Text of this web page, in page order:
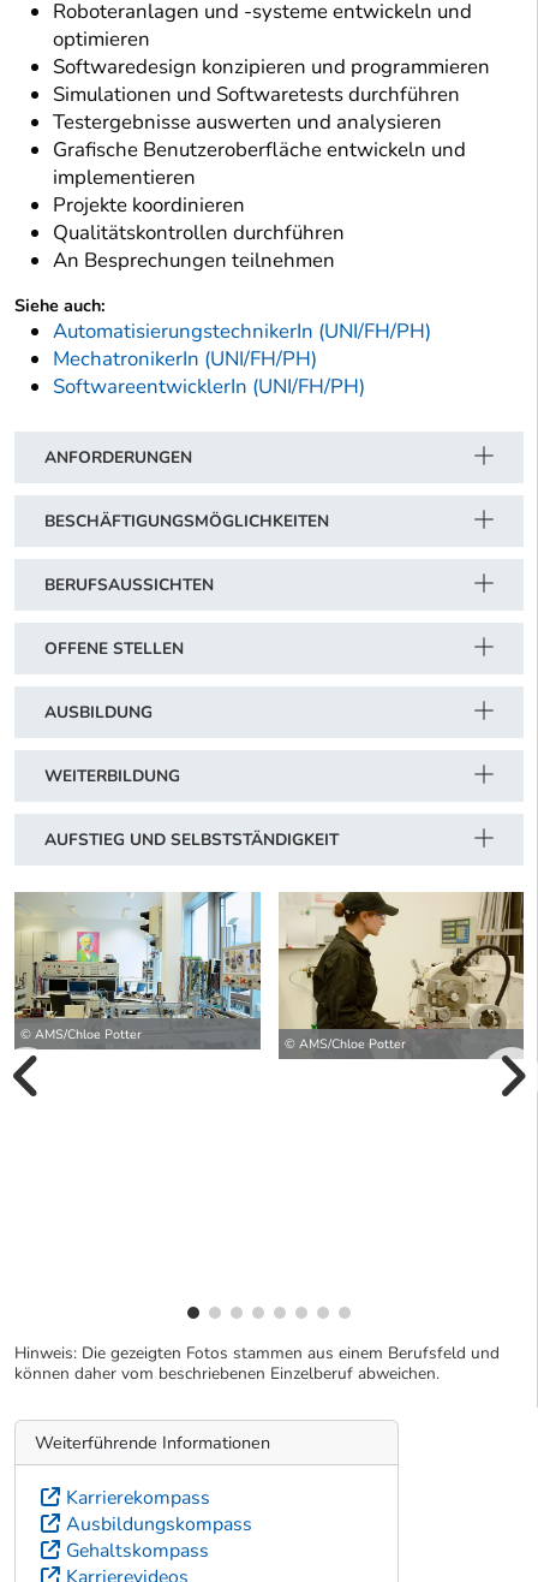
Roboteranlagen und -systeme entwickeln und
optimieren
Softwaredesign konzipieren und programmieren
Simulationen und Softwaretests durchführen
Testergebnisse auswerten und analysieren
Grafische Benutzeroberfläche entwickeln und
implementieren
Projekte koordinieren
Qualitätskontrollen durchführen
An Besprechungen teilnehmen
Siehe auch:
AutomatisierungstechnikerIn (UNI/FH/PH)
MechatronikerIn (UNI/FH/PH)
SoftwareentwicklerIn (UNI/FH/PH)
ANFORDERUNGEN
BESCHÄFTIGUNGSMÖGLICHKEITEN
BERUFSAUSSICHTEN
OFFENE STELLEN
AUSBILDUNG
WEITERBILDUNG
AUFSTIEG UND SELBSTSTÄNDIGKEIT
© AMS/Chloe Potter
© AMS/Chloe Potter
Hinweis: Die gezeigten Fotos stammen aus einem Berufsfeld und
können daher vom beschriebenen Einzelberuf abweichen.
Weiterführende Informationen
Karrierekompass
Ausbildungskompass
Gehaltskompass